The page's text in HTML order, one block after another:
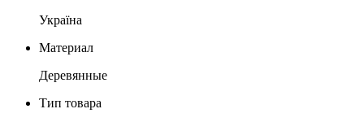
Україна
Материал
Деревянные
Тип товара